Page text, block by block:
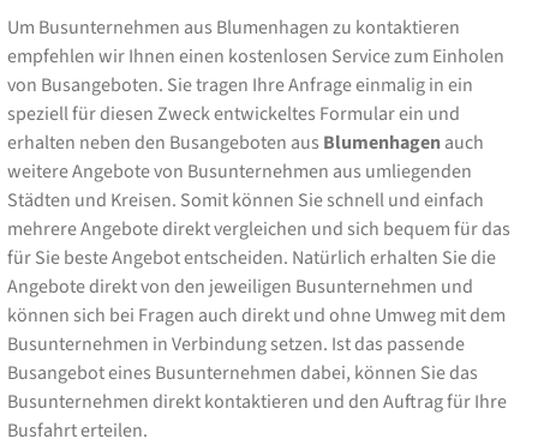
Um Busunternehmen aus Blumenhagen zu kontaktieren
empfehlen wir Ihnen einen kostenlosen Service zum Einholen
von Busangeboten. Sie tragen Ihre Anfrage einmalig in ein
speziell für diesen Zweck entwickeltes Formular ein und
erhalten neben den Busangeboten aus Blumenhagenauch
weitere Angebote von Busunternehmen aus umliegenden
Städten und Kreisen. Somit können Sie schnell und einfach
mehrere Angebote direkt vergleichen und sich bequem für das
für Sie beste Angebot entscheiden. Natürlich erhalten Sie die
Angebote direkt von den jeweiligen Busunternehmen und
können sich bei Fragen auch direkt und ohne Umweg mit dem
Busunternehmen in Verbindung setzen. Ist das passende
Busangebot eines Busunternehmen dabei, können Sie das
Busunternehmen direkt kontaktieren und den Auftrag für Ihre
Busfahrt erteilen.